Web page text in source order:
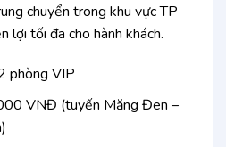
chuyển trong khu vực TP
lợi tối đa cho hành khách.
phòng VIP
VNĐ (tuyến Măng Đen –